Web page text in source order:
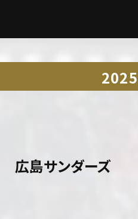
広島サンダーズ